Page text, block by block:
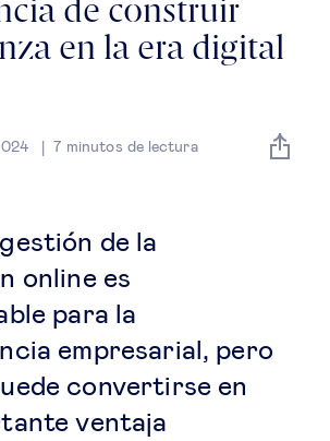
Empresa
Gestión del talento
Liderazgo
Mujeres & negocios
Innovación y tecnología
de construir
en la era digital
7 minutos de lectura
de la
online es
para la
empresarial, pero
convertirse en
ventaja